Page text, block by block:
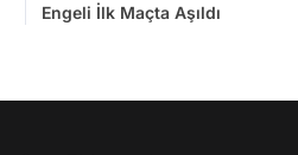
Engeli İlk Maçta Aşıldı